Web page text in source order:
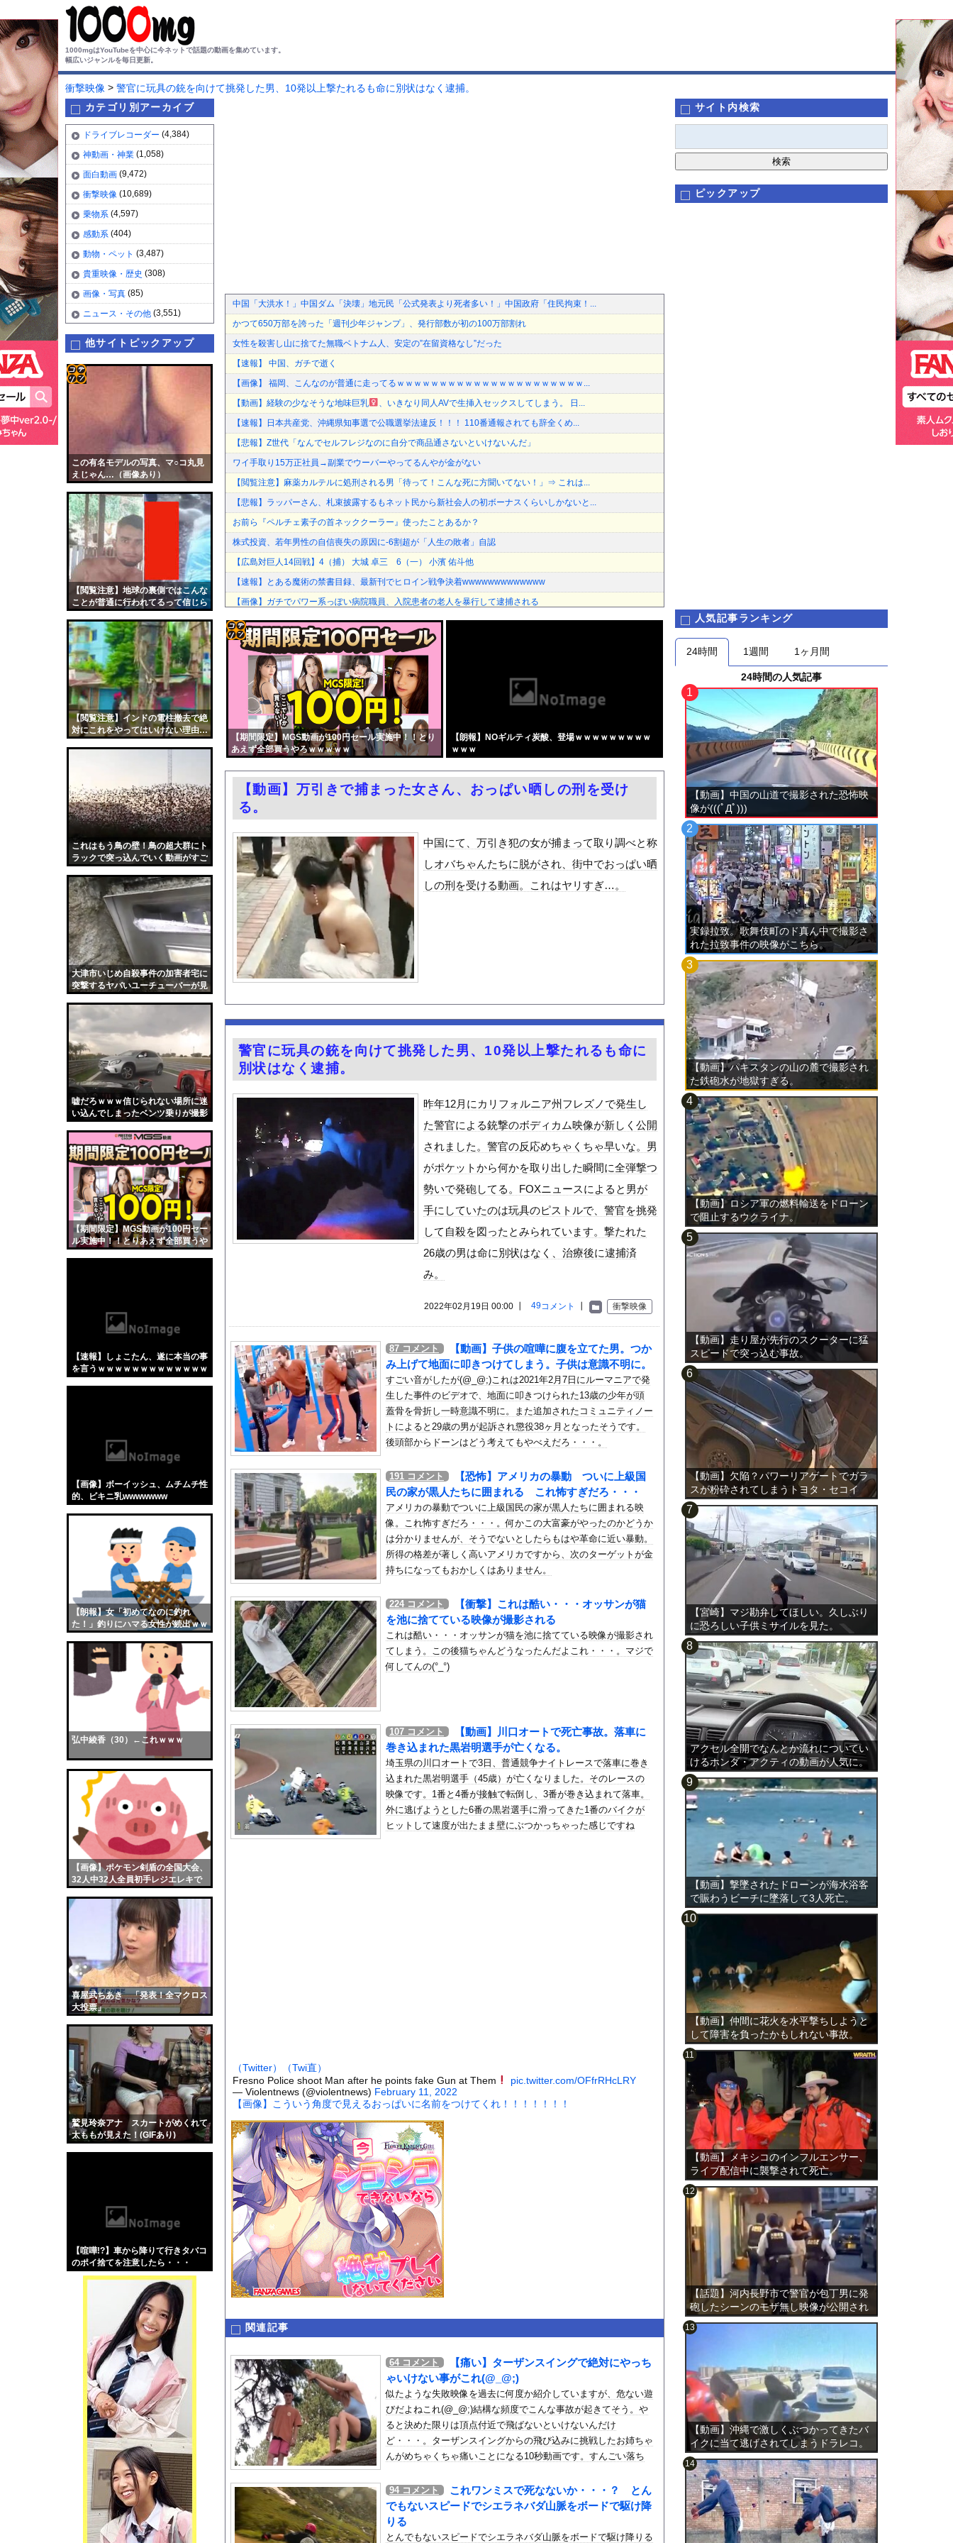
1000mgはYouTubeを中心に今ネットで話題の動画を集めています。
幅広いジャンルを毎日更新。
衝撃映像 > 警官に玩具の銃を向けて挑発した男、10発以上撃たれるも命に別状はなく逮捕。
カテゴリ別アーカイブ
ドライブレコーダー (4,384)
神動画・神業 (1,058)
面白動画 (9,472)
衝撃映像 (10,689)
乗物系 (4,597)
感動系 (404)
動物・ペット (3,487)
貴重映像・歴史 (308)
画像・写真 (85)
ニュース・その他 (3,551)
他サイトピックアップ
この有名モデルの写真、マ○コ丸見
えじゃん…（画像あり）
【閲覧注意】地球の裏側ではこんな
ことが普通に行われてるって信じら
【閲覧注意】インドの電柱撤去で絶
対にこれをやってはいけない理由…
これはもう鳥の壁！鳥の超大群にト
ラックで突っ込んでいく動画がすご
大津市いじめ自殺事件の加害者宅に
突撃するヤバいユーチューバーが見
嘘だろｗｗｗ信じられない場所に迷
い込んでしまったベンツ乗りが撮影
【期間限定】MGS動画が100円セー
ル実施中！！とりあえず全部買うや
【速報】しょこたん、遂に本当の事
を言うｗｗｗｗｗｗｗｗｗｗｗｗｗ
【画像】ボーイッシュ、ムチムチ性
的、ビキニ乳wwwwwww
【朗報】女「初めてなのに釣れ
た！」釣りにハマる女性が続出ｗｗ
弘中綾香（30）←これｗｗｗ
【画像】ポケモン剣盾の全国大会、
32人中32人全員初手レジエレキで
喜屋武ちあき 「発表！全マクロス
大投票」
鷲見玲奈アナ スカートがめくれて
太ももが見えた！(GIFあり)
【喧嘩!?】車から降りて行きタバコ
のポイ捨てを注意したら・・・
定リ
ンク
自動
更新
ツー
ル
中国「大洪水！」中国ダム「決壊」地元民「公式発表より死者多い！」中国政府「住民拘束！...
かつて650万部を誇った「週刊少年ジャンプ」、発行部数が初の100万部割れ
女性を殺害し山に捨てた無職ベトナム人、安定の”在留資格なし”だった
【速報】 中国、ガチで逝く
【画像】 福岡、こんなのが普通に走ってるｗｗｗｗｗｗｗｗｗｗｗｗｗｗｗｗｗｗｗｗｗｗ...
【動画】経験の少なそうな地味巨乳
、いきなり同人AVで生挿入セックスしてしまう。 日...
【速報】日本共産党、沖縄県知事選で公職選挙法違反！！！ 110番通報されても辞全くめ...
【悲報】Z世代「なんでセルフレジなのに自分で商品通さないといけないんだ」
ワイ手取り15万正社員→副業でウーバーやってるんやが金がない
【閲覧注意】麻薬カルテルに処刑される男「待って！こんな死に方聞いてない！」⇒ これは...
【悲報】ラッパーさん、札束披露するもネット民から新社会人の初ボーナスくらいしかないと...
お前ら『ペルチェ素子の首ネッククーラー』使ったことあるか？
株式投資、若年男性の自信喪失の原因に-6割超が「人生の敗者」自認
【広島対巨人14回戦】4（捕） 大城 卓三 6（一） 小濱 佑斗他
【速報】とある魔術の禁書目録、最新刊でヒロイン戦争決着wwwwwwwwwwwww
【画像】ガチでパワー系っぽい病院職員、入院患者の老人を暴行して逮捕される
「もう二度と使わないからな」と某カーシェアの広告を信じた人が絶叫、船が遅れたからバス...
24歳無職女、中学の同級生だった男性にストーカーして逮捕 全く親しくないのに20回以...
熊本･八代港で自衛隊の「病院船」が医療提供開始、診察と薬剤処方…被災者向け大浴場も！
2位『イオン』3位『ヤオコー』【一番お寿司が美味しいと思うスーパー】1位がこちら・・...
【悲報】石破茂さん「高市内閣のやり方は強引だ！」支持率下落の理由を指摘 → ﾈｯﾄ「...
日本人女性インフルエンサー、ライブ配信中に自殺
【朗報】大人気漫画「GANTZ」がAmazonでなんと全巻100円ｗｗｗｗｗｗ
影山優佳、赤ランジェリー×網タイツがスケベ過ぎる！只の痴女だろ・・・
同窓会帰りに既婚チ〇ポつまみ食いする一般人みさき(27)
【ニュース】 台風13号、迷走・・・
エロ漫画『改変おじさん』をrawやhitomiを使わずに無料で読む方法│スタジオサウ...
レクサスの軽トラとかどうよ
連れて行かれた
中国「大洪水！」中国ダム「決壊」地元民「公式発表より死者多い！」中国政府「住民拘束！...
韓国国会、サッカー前代表監督を追及「なぜ負けたのか」
日本旅行キャンセルすべきか…1万年ぶり史上最大級の火山の兆し＝韓国の反応
うちのネコが目の前にいた。私が上に物を投げるフリをする → 猫はこうなります…
【ファ！？】面接官「日本に刀鍛冶は何人いるか推定してください」 俺「188人です」 ...
【画像】磯部花凛(30)、セクシー声優・井口裕香に対抗してしまうwwww
ハンターハンター強さ議論ってこれで間違い無いんか？
高ぇよ…〈年金月10万円〉74歳おひとりさま男性の悲鳴。「惣菜すら手が出ない」
登山中、トレッキングポールが体に突き刺さった男性、自力で下山
大阪の「ガチでうまいラーメン」Tier表wwwwwww
【Xの車窓から】オービスかと思ったら野生の炊飯器で草 ほか
【画像】福岡、こんなのが普通に走ってるｗｗｗｗｗｗｗｗｗｗｗｗｗｗｗｗ
【悲報】女さん、事故（全治4ヶ月半・車は廃車）でぶつけられた相手と付き合ってしまうｗ...
グラドル小森香乃の18歳になりたてピチピチ可愛すぎボディがたまらんち
『君のことが大大大大大好きな100人の彼女』17話感想 須藤育登場！ストイックな野球...
海釣りって何が楽しいの？
【ポロリ悲話】ネットで拡散してるおっぱいポロリ動画、何故か叩かれる・・・
【衝撃】「かわいい虫」ランキング、ついに発表される
「アメリカのヤンキーがアジア人にケンカを売った結果ｗｗｗ」 ほか
【悲報】「蕎麦」とかいう自炊最強のメシｗｗｗｗｗｗｗｗ
同窓会帰りに既婚チ〇ポつまみ食いする一般人みさき(27)
結婚してから惚気話が止まらない友人。会話の最後に毎回「後出し」で自慢を入れてくるよう...
最終回で主人公が死ぬマンガアニメある？
【阪神スタメン】2(二)中野 6(左)ガルシア vs横浜 【17:45試合開始予定】...
【朗報】秋田に日本最大級のAIデータセンター建設へ 総事業費2兆円、UAEが巨額投資...
大谷翔平くん、ホームラン王まで7本差ｗｗｗｗｗｗｗｗｗｗ
【試合実況】ヤクルトvs中日 8/6/18:00
4号機ジジイ「どんなノーマルタイプでも下皿はガッチガチがデフォ」←マジで無駄な事やっ...
好きな女の子から預かったHDDの中から、とんでもないモノを発見してしまった
CANDYTUNEの村川緋杏の写真集売上、0.12万部wwwwwwwwww
海外「日本がキラキラして見える…」 日本の街頭インタビューに登場した女子高生4人組が...
【動画】パキスタンの山の麓で撮影された鉄砲水が地獄すぎる。
10代「ローゼンメイデンのアニメなんて知らない」8割
【画像】おまえらくんの机がこの女の子の椅子にされてたらｗｗｗ
【画像】この女優さん、可愛すぎる
【朗報】齋藤飛鳥、前屈みで完全に見えてる動画が拡散されてしまう…
【画像】おまえらこういう地雷系の女子高生って好きじゃないの？
海外「日本よ、お前がナンバーワンだ」 熊本地震直後の日本の対応のスピードに世界が衝撃
勇気を出して白人美女にチン凸したアジア人短小男
10年もの間浮気してた嫁。まさかと思い長男のDNA鑑定をするがいいな？と問うと、元嫁...
ウクライナ侵攻以降、ロシア軍兵士のHIV感染が2000％急増…ウクライナメディア！
【配信者】「金バエ」のSNS更新が1週間途絶え、様々な憶測が飛び交う。1週間ぶりの投...
【画像】女の子「危機管理フォーーーーム！！！」
私「ちょっと、人の家の金庫触らないでよ！」キチママ『そこに金庫があったから、開けてみ...
【動画像】上戸彩さん(40)、パンパンすぎてノーバン始球式ならず
サッカーの選手に落雷、帰らぬ人となる
【動画】看護師の男性に男が殴りかかるが…看護師が柔術使いだった
【黒歴史】こういう昔の大学ヤリサーの流出エロ動画（顔出し）が一番抜ける
韓国人「安貞桓が韓国代表に激怒！『惨憺たる結果、徹底的な刷新が必要だ』と監督や協会を...
ケンタッキーとか言う唐揚げ屋ｗｗｗｗｗ
【画像】このAVが性癖ブッ刺さりで精子ドクドク作られるわｗｗｗｗ
【悲報】味噌ラーメンで行列、出来ない
【中国】男の子が爆竹に点火 マンホールが爆発しふた吹き飛ぶ
【画像】伊藤舞雪とかいうＡＶ女優ｗｗｗｗｗｗｗｗｗｗw
【緊急】肛門にスティックのり入れたけど出てこないの！！
お知らせ
【動画】サッカーの試合中の落雷で選手1人が死亡、12人が負傷した事故。
Powered by livedoor 相互RSS
このページは1000mgが管理しています。 RSS設定 更新順130件まで。それ以降の古いものは表
示されません。
【期間限定】MGS動画が100円セール実施中！！とり
あえず全部買うやろｗｗｗｗｗ
【朗報】NOギルティ炭酸、登場ｗｗｗｗｗｗｗｗｗ
ｗｗｗ
コテ
ンク
自動
更新
【動画】万引きで捕まった女さん、おっぱい晒しの刑を受け
る。
中国にて、万引き犯の女が捕まって取り調べと称
しオバちゃんたちに脱がされ、街中でおっぱい晒
しの刑を受ける動画。これはヤリすぎ…。
警官に玩具の銃を向けて挑発した男、10発以上撃たれるも命に
別状はなく逮捕。
昨年12月にカリフォルニア州フレズノで発生し
た警官による銃撃のボディカム映像が新しく公開
されました。警官の反応めちゃくちゃ早いな。男
がポケットから何かを取り出した瞬間に全弾撃つ
勢いで発砲してる。FOXニュースによると男が
手にしていたのは玩具のピストルで、警官を挑発
して自殺を図ったとみられています。撃たれた
26歳の男は命に別状はなく、治療後に逮捕済
み。
衝撃映像
49コメント
2022年02月19日 00:00 ┃
87 コメント
【動画】子供の喧嘩に腹を立てた男。つか
み上げて地面に叩きつけてしまう。子供は意識不明に。
すごい音がしたが(@_@;)これは2021年2月7日にルーマニアで発
生した事件のビデオで、地面に叩きつけられた13歳の少年が頭
蓋骨を骨折し一時意識不明に。また追加されたコミュニティノー
トによると29歳の男が起訴され懲役38ヶ月となったそうです。
後頭部からドーンはどう考えてもやべえだろ・・・。
191 コメント
【恐怖】アメリカの暴動 ついに上級国
民の家が黒人たちに囲まれる これ怖すぎだろ・・・
アメリカの暴動でついに上級国民の家が黒人たちに囲まれる映
像。これ怖すぎだろ・・・。何かこの大富豪がやったのかどうか
は分かりませんが、そうでないとしたらもはや革命に近い暴動。
所得の格差が著しく高いアメリカですから、次のターゲットが金
持ちになってもおかしくはありません。
224 コメント
【衝撃】これは酷い・・・オッサンが猫
を池に捨てている映像が撮影される
これは酷い・・・オッサンが猫を池に捨てている映像が撮影され
てしまう。この後猫ちゃんどうなったんだよこれ・・・。マジで
何してんの(°_°)
107 コメント
【動画】川口オートで死亡事故。落車に
巻き込まれた黒岩明選手が亡くなる。
埼玉県の川口オートで3日、普通競争ナイトレースで落車に巻き
込まれた黒岩明選手（45歳）が亡くなりました。そのレースの
映像です。1番と4番が接触で転倒し、3番が巻き込まれて落車。
外に逃げようとした6番の黒岩選手に滑ってきた1番のバイクが
ヒットして速度が出たまま壁にぶつかっちゃった感じですね
（Twitter）
（Twi直）
Fresno Police shoot Man after he points fake Gun at Them
pic.twitter.com/OFfrRHcLRY
— Violentnews (@violentnews) February 11, 2022
【画像】こういう角度で見えるおっぱいに名前をつけてくれ！！！！！！！
関連記事
64 コメント
【痛い】ターザンスイングで絶対にやっち
ゃいけない事がこれ(@_@;)
似たような失敗映像を過去に何度か紹介していますが、危ない遊
びだよねこれ(@_@;)結構な頻度でこんな事故が起きてそう。や
ると決めた限りは頂点付近で飛ばないといけないんだけ
ど・・・。ターザンスイングからの飛び込みに挑戦したお姉ちゃ
んがめちゃくちゃ痛いことになる10秒動画です。すんごい落ち
94 コメント
これワンミスで死なないか・・・？ とん
でもないスピードでシエラネバダ山脈をボードで駆け降
りる
とんでもないスピードでシエラネバダ山脈をボードで駆け降りる
サイト内検索
ピックアップ
人気記事ランキング
24時間 1週間 1ヶ月間
24時間の人気記事
【動画】中国の山道で撮影された恐怖映
像が(((ﾟДﾟ)))
実録拉致。歌舞伎町のド真ん中で撮影さ
れた拉致事件の映像がこちら。
【動画】パキスタンの山の麓で撮影され
た鉄砲水が地獄すぎる。
【動画】ロシア軍の燃料輸送をドローン
で阻止するウクライナ。
【動画】走り屋が先行のスクーターに猛
スピードで突っ込む事故。
【動画】欠陥？パワーリアゲートでガラ
スが粉砕されてしまうトヨタ・セコイ
ア。
【宮崎】マジ勘弁してほしい。久しぶり
に恐ろしい子供ミサイルを見た。
アクセル全開でなんとか流れについてい
けるホンダ・アクティの動画が人気に。
【動画】撃墜されたドローンが海水浴客
で賑わうビーチに墜落して3人死亡。
【動画】仲間に花火を水平撃ちしようと
して障害を負ったかもしれない事故。
【動画】メキシコのインフルエンサー、
ライブ配信中に襲撃されて死亡。
【話題】河内長野市で警官が包丁男に発
砲したシーンのモザ無し映像が公開され
る。
【動画】沖縄で激しくぶつかってきたバ
イクに当て逃げされてしまうドラレコ。